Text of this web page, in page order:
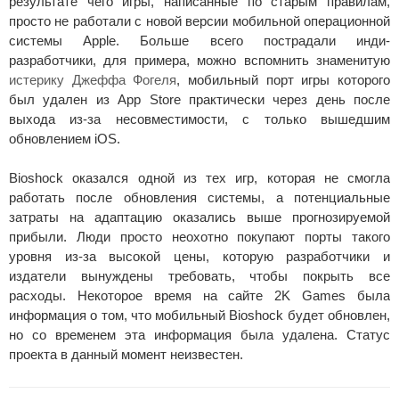
просто не работали с новой версии мобильной операционной
системы Apple. Больше всего пострадали инди-
разработчики, для примера, можно вспомнить знаменитую
истерику Джеффа Фогеля, мобильный порт игры которого
был удален из App Store практически через день после
выхода из-за несовместимости, с только вышедшим
обновлением iOS.
Bioshock оказался одной из тех игр, которая не смогла
работать после обновления системы, а потенциальные
затраты на адаптацию оказались выше прогнозируемой
прибыли. Люди просто неохотно покупают порты такого
уровня из-за высокой цены, которую разработчики и
издатели вынуждены требовать, чтобы покрыть все
расходы. Некоторое время на сайте 2K Games была
информация о том, что мобильный Bioshock будет обновлен,
но со временем эта информация была удалена. Статус
проекта в данный момент неизвестен.